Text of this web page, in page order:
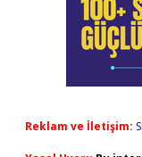
Reklam ve İletişim: